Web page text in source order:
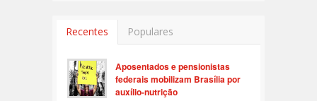
Recentes Populares
Aposentados e pensionistas
federais mobilizam Brasília por
auxílio-nutrição